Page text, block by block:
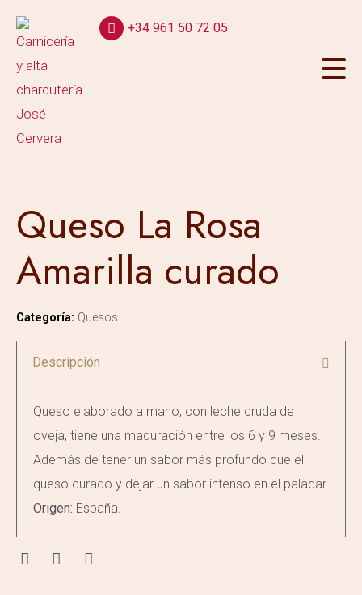
+34 961 50 72 05
Queso La Rosa
Amarilla curado
Categoría: Quesos
Descripción
Queso elaborado a mano, con leche cruda de
oveja, tiene una maduración entre los 6 y 9 meses.
Además de tener un sabor más profundo que el
queso curado y dejar un sabor intenso en el paladar.
Origen: España.